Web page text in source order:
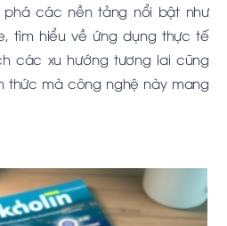
phá các nền tảng nổi bật như
tìm hiểu về ứng dụng thực tế
các xu hướng tương lai cũng
thức mà công nghệ này mang